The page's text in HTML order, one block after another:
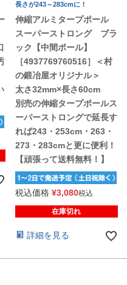
長さが243～283cmに！
伸縮アルミタープポール
スーパーストロング ブラ
ック【中間ポール】
［4937769760516］＜村
の鍛冶屋オリジナル＞
太さ32mm×長さ60cm
別売の伸縮タープポールス
ーパーストロングで延長す
れば243・253cm・263・
273・283cmと更に便利！
【頑張って送料無料！】
税込価格 ¥3,080税込
在庫切れ
詳細を見る